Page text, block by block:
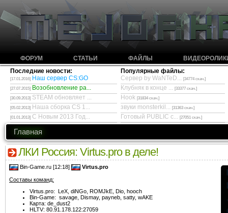
ФОРУМ СТАТЬИ ФАЙЛЫ
Последние новости:
[17.01.2016] Наш сервер CS:GO
[27.07.2015] Возобновление ра...
[30.09.2013] STEAM обновляет ...
[05.02.2013] Наша сборка CS 1...
[01.01.2013] С Новым 2013 Год...
Популярные файлы:
Сервер by WaNTeD... [34774 скач.]
Клубняк в конце ... [33377 скач.]
Hook [31834 скач.]
звуки monsterkil... [31363 скач.]
Готовый PUBLIC с... [27051 скач.]
Главная
ЛКИ Россия: Virtus.pro в деле!
Bin-Game.ru [12:18] Virtus.pro
Составы команд:
Virtus.pro: LeX, diNGo, ROMJkE, Dio, hooch
Bin-Game: savage, Dismay, payneb, satty, wAKE
Карта: de_dust2
HLTV: 80.91.178.122:27059